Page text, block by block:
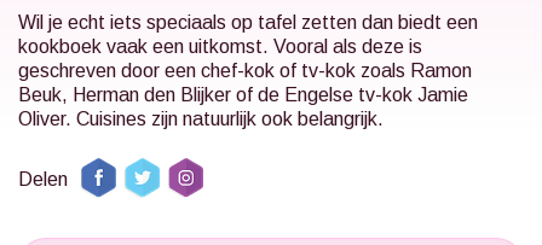
Wil je echt iets speciaals op tafel zetten dan biedt een
kookboek vaak een uitkomst. Vooral als deze is
geschreven door een chef-kok of tv-kok zoals Ramon
Beuk, Herman den Blijker of de Engelse tv-kok Jamie
Oliver. Cuisines zijn natuurlijk ook belangrijk.
Delen